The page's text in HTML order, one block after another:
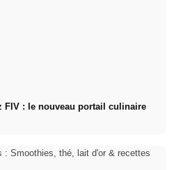
FIV : le nouveau portail culinaire